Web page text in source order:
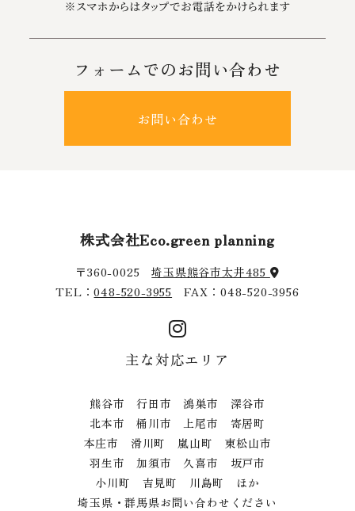
フォームでのお問い合わせ
お問い合わせ
株式会社Eco.green planning
〒360-0025埼玉県熊谷市太井485
TEL：048-520-3955 FAX：048-520-3956
主な対応エリア
熊谷市 行田市 鴻巣市 深谷市
北本市 桶川市 上尾市 寄居町
本庄市 滑川町 嵐山町 東松山市
羽生市 加須市 久喜市 坂戸市
小川町 吉見町 川島町 ほか
埼玉県・群馬県お問い合わせください